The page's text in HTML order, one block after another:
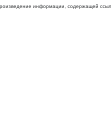
информации, содержащей